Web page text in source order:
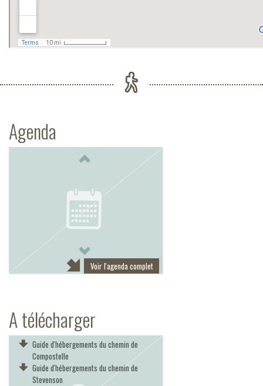
Agenda
Voir l'agenda complet
A télécharger
Guide d'hébergements du chemin de
Compostelle
Guide d'hébergements du chemin de
Stevenson